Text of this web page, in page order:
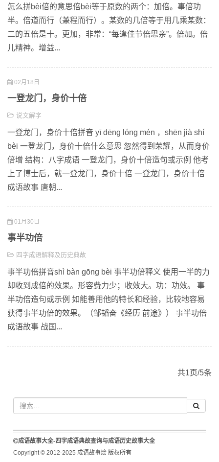
怎么拼bèi倍的意思倍bèi等于原数的两个：加倍。事倍功
半。倍道而行（兼程而行）。某数的几倍等于用几乘某数：
二的五倍是十。更加，非常：“每逢佳节倍思亲”。倍加。倍
儿精神。增益...
02月18日
一登龙门，身价十倍
说文解字
一登龙门，身价十倍拼音 yī dēng lóng mén ，shēn jià shí
bèi 一登龙门，身价十倍什么意思 忽然得到荣耀，从而身价
倍增 结构：八字成语 一登龙门，身价十倍造句或示例 他考
上了博士后，就一登龙门，身价十倍 一登龙门，身价十倍
成语故事 唐朝...
01月30日
事半功倍
四字成语解释及历史典故
事半功倍拼音shì bàn gōng bèi 事半功倍释义 使用一半的力
却收到成倍的效果。形容费力少；收效大。功：功效。 事
半功倍造句或示例 如能善用他的特长和经验，比较地容易
获得事半功倍的效果。（邹韬奋《经历 前途》） 事半功倍
成语故事 战国...
共1页/5条
成语故事大全-四字成语典故查询与成语历史故事大全
Copyright © 2012-2025 成语故事烩 版权所有